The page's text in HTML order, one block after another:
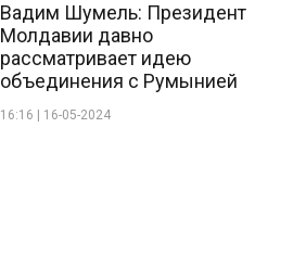
Вадим Шумель: Президент
Молдавии давно
рассматривает идею
объединения с Румынией
16:16 | 16-05-2024